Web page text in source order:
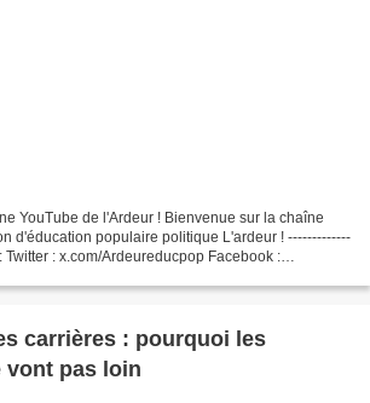
YouTube de l'Ardeur ! Bienvenue sur la chaîne
d'éducation populaire politique L'ardeur ! -------------
Twitter : x.com/Ardeureducpop Facebook :
?locale=fr_FR...
carrières : pourquoi les
vont pas loin